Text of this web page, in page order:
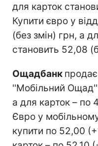
для карток
Купити євро у
(без змін) грн, а
становить 52,08
Ощадбанк
''Мобільний
а для карток – по
Євро у
купити по 52,00